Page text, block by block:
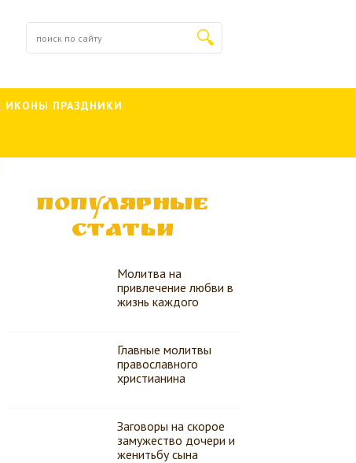
ИКОНЫ ПРАЗДНИКИ
ПОПУЛЯРНЫЕ
СТАТЬИ
Молитва на
привлечение любви в
жизнь каждого
Главные молитвы
православного
христианина
Заговоры на скорое
замужество дочери и
женитьбу сына